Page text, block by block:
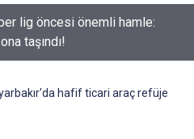
lig öncesi önemli hamle:
taşındı!
motosiklet sürücüsü otomobile
hafif ticari araç refüje